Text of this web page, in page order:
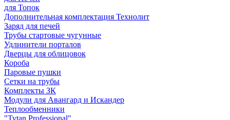
для Топок
Дополнительная комплектация Технолит
Заряд для печей
Трубы стартовые чугунные
Удлинители порталов
Дверцы для облицовок
Короба
Паровые пушки
Сетки на трубы
Комплекты ЗК
Модули для Авангард и Искандер
Теплообменники
"Tytan Professional"